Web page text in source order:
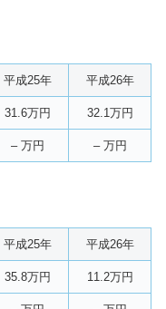
平成25年 平成26年
31.6万円 32.1万円
– 万円 – 万円
平成25年 平成26年
35.8万円 11.2万円